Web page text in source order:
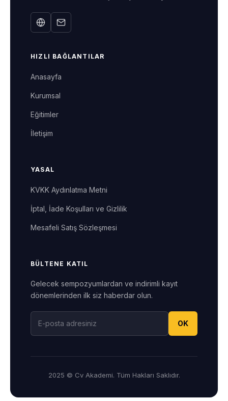
HIZLI BAĞLANTILAR
Anasayfa
Kurumsal
Eğitimler
İletişim
YASAL
KVKK Aydınlatma Metni
İptal, İade Koşulları ve Gizlilik
Mesafeli Satış Sözleşmesi
BÜLTENE KATIL
Gelecek sempozyumlardan ve indirimli kayıt
dönemlerinden ilk siz haberdar olun.
OK
2025 © Cv Akademi. Tüm Hakları Saklıdır.